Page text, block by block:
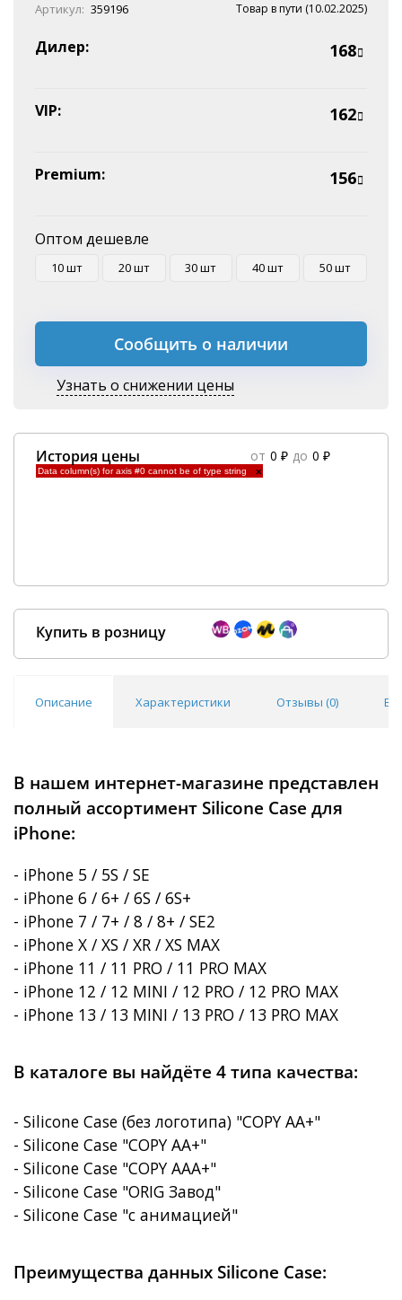
Наличные
Эквайринг
Оплата на P/C
Артикул: 359196 Товар в пути (10.02.2025)
Дилер: 168
VIP: 162
Premium: 156
Оптом дешевле
10 шт 20 шт 30 шт 40 шт 50 шт
Сообщить о наличии
Узнать о снижении цены
История цены от 0 ₽ до 0 ₽
Data column(s) for axis #0 cannot be of type string ×
Купить в розницу
Описание Характеристики Отзывы (0)
В нашем интернет-магазине представлен
полный ассортимент Silicone Case для
iPhone:
- iPhone 5 / 5S / SE
- iPhone 6 / 6+ / 6S / 6S+
- iPhone 7 / 7+ / 8 / 8+ / SE2
- iPhone X / XS / XR / XS MAX
- iPhone 11 / 11 PRO / 11 PRO MAX
- iPhone 12 / 12 MINI / 12 PRO / 12 PRO MAX
- iPhone 13 / 13 MINI / 13 PRO / 13 PRO MAX
В каталоге вы найдёте 4 типа качества:
- Silicone Case (без логотипа) "COPY AA+"
- Silicone Case "COPY AA+"
- Silicone Case "COPY AAA+"
- Silicone Case "ORIG Завод"
- Silicone Case "с анимацией"
Преимущества данных Silicone Case: